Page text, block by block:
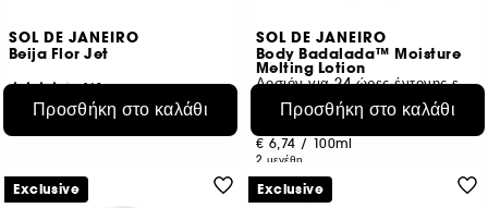
SOL DE JANEIRO
Beija Flor Jet
140
€ 31,95
Προσθήκη στο καλάθι
SOL DE JANEIRO
Body Badalada™ Moisture
Melting Lotion
Λοσιόν για 24 ώρες έντονης ενυδάτωσης
201
€ 15,50
€ 6,74 / 100ml
2 μεγέθη
Προσθήκη στο καλάθι
Exclusive Exclusive